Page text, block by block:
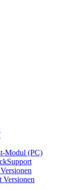
Modul (PC)
Versionen